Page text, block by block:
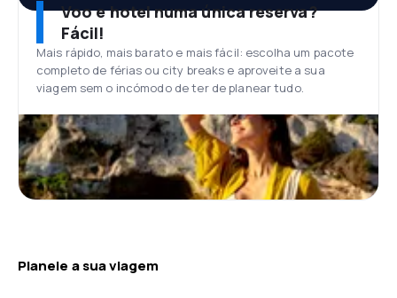
Voo e hotel numa única reserva?
Fácil!
Mais rápido, mais barato e mais fácil: escolha um pacote
completo de férias ou city breaks e aproveite a sua
viagem sem o incómodo de ter de planear tudo.
Planeie a sua viagem